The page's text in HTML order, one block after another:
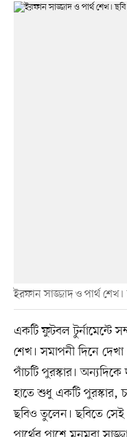
ইরফান সাজ্জাদ ও পার্থ
একটি ফুটবল টুর্নামেন্টে
শেখ। সমাপনী দিনে
পাঁচটি পুরস্কার।
হাতে শুধু একটি পুরস্কার,
ছবিও তুলেন। ছবিতে সেই